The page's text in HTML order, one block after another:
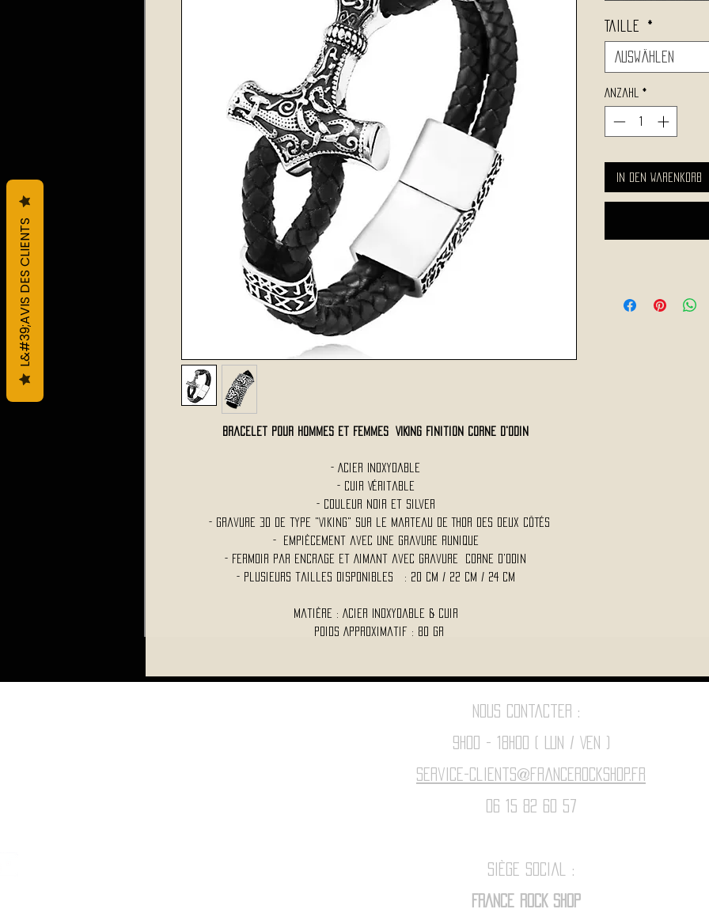
Bracelet Pour Hommes et Femmes VIKING Finition Corne d'Odin
- Acier Inoxydable
- Cuir Véritable
- Couleur Noir et Silver
- Gravure 3D de type "Viking" sur le marteau de Thor des deux côtés
- Empiècement avec une gravure runique
- Fermoir par encrage et Aimant avec Gravure Corne d'Odin
- Plusieurs tailles disponibles : 20 Cm / 22 Cm / 24 Cm
Matière : Acier Inoxydable & cuir
Poids Approximatif : 80 Gr
Taille *
Auswählen
Anzahl *
In den Warenkorb
Nous contacter :
9h00 - 18H00 ( Lun / Ven )
Service-clients@francerockshop.fr
06 15 82 60 57
Siège Social :
FRANCE ROCK SHOP
L&#39;AVIS DES CLIENTS